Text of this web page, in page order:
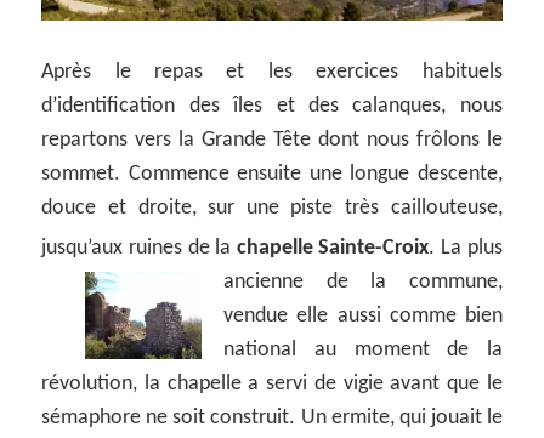
Après le repas et les exercices habituels
d’identification des îles et des calanques, nous
repartons vers la Grande Tête dont nous frôlons le
sommet. Commence ensuite une longue descente,
douce et droite, sur une piste très caillouteuse,
jusqu’aux ruines de la chapelle Sainte-Croix. La plus
ancienne de la commune,
vendue elle aussi comme bien
national au moment de la
révolution, la chapelle a servi de vigie avant que le
sémaphore ne soit construit. Un ermite, qui jouait le